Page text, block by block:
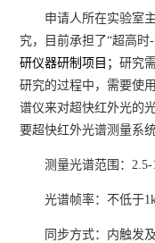
申请人所在实验室
究，目前承担了“超高
研仪器研制项目；研究
研究的过程中，需要使
谱仪来对超快红外光的
要超快红外光谱测量系
测量光谱范围：2.5-
光谱帧率：不低于
同步方式：内触发